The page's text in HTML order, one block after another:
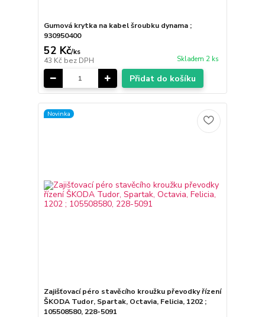
Gumová krytka na kabel šroubku dynama ;
930950400
52 Kč/ks
43 Kč bez DPH Skladem 2 ks
Přidat do košíku
Novinka
Zajišťovací péro stavěcího kroužku převodky řízení
ŠKODA Tudor, Spartak, Octavia, Felicia, 1202 ;
105508580, 228-5091